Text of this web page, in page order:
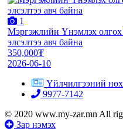
1
Мэргэжлийн Үнэмлэх
элсэлтээ авч байна
350,000₮
2026-06-10
Үйлчилгээний
9977-7142
© 2020 www.my-zar.mn All
Зар нэмэх